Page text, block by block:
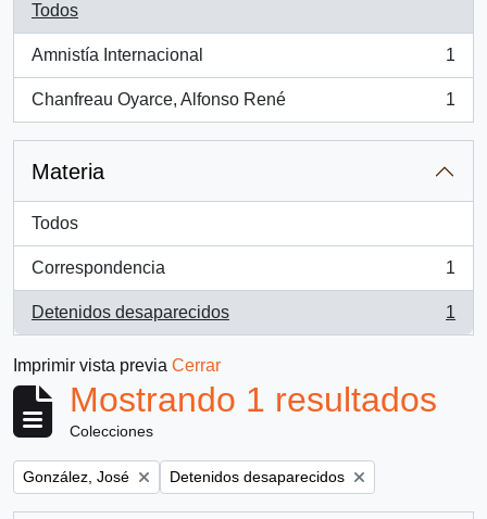
Todos
Amnistía Internacional
, 1 resultados
1
Chanfreau Oyarce, Alfonso René
, 1 resultados
1
Materia
Todos
Correspondencia
, 1 resultados
1
Detenidos desaparecidos
, 1 resultados
1
Imprimir vista previa Cerrar
Mostrando 1 resultados
Colecciones
Remove filter:
González, José Remove filter:
Detenidos desaparecidos